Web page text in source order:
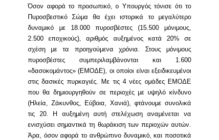
Όσον αφορά το προσωπικό, ο Υπουργός τόνισε ότι το
Πυροσβεστικό Σώμα θα έχει ιστορικά το μεγαλύτερο
δυναμικό με 18.000 πυροσβέστες (15.500 μόνιμους,
2.500 εποχικούς), αριθμός αυξημένος κατά 20% σε
σχέση με τα προηγούμενα χρόνια. Στους μόνιμους
πυροσβέστες συμπεριλαμβάνονται και 1.600
«δασοκομάντος» (ΕΜΟΔΕ), οι οποίοι είναι εξειδικευμένοι
στις δασικές πυρκαγιές. Με τις 4 νέες ομάδες ΕΜΟΔΕ
που θα δημιουργηθούν σε περιοχές με υψηλό κίνδυνο
(Ηλεία, Ζάκυνθος, Εύβοια, Χανιά), φτάνουμε συνολικά
τις 20. Η αυξημένη αυτή στελέχωση αναμένεται να
ενισχύσει σημαντικά τη θωράκιση των περιοχών αυτών.
Άρα, όσον αφορά το ανθρώπινο δυναμικό, και ποσοτικά